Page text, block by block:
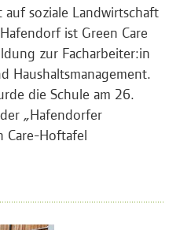
auf soziale Landwirtschaft
ist Green Care
zur Facharbeiter:in
Haushaltsmanagement.
die Schule am 26.
„Hafendorfer
Care-Hoftafel